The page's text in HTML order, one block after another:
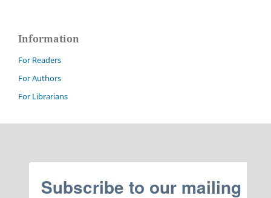
Information
For Readers
For Authors
For Librarians